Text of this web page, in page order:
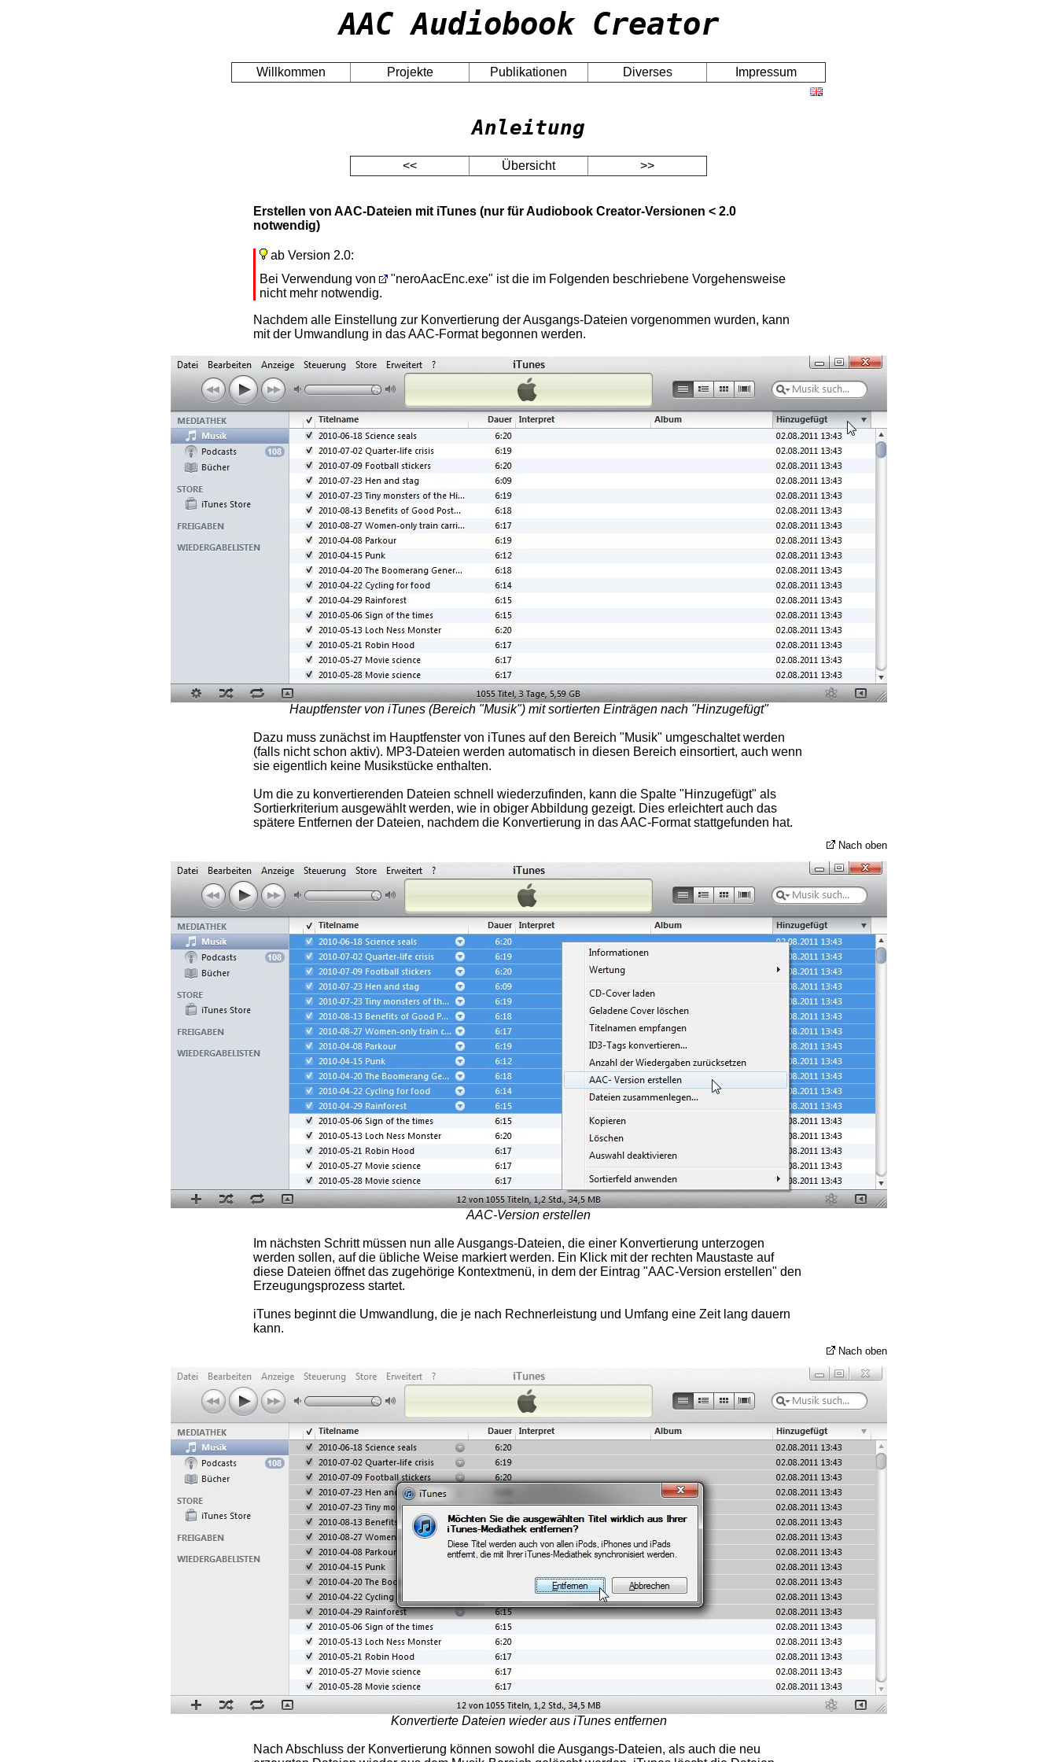
AAC Audiobook Creator
Willkommen Projekte Publikationen Diverses Impressum
Anleitung
<< Übersicht >>
Erstellen von AAC-Dateien mit iTunes (nur für Audiobook Creator-Versionen < 2.0
notwendig)
ab Version 2.0:
Bei Verwendung von
"neroAacEnc.exe" ist die im Folgenden beschriebene Vorgehensweise
nicht mehr notwendig.
Nachdem alle Einstellung zur Konvertierung der Ausgangs-Dateien vorgenommen wurden, kann
mit der Umwandlung in das AAC-Format begonnen werden.
Hauptfenster von iTunes (Bereich "Musik") mit sortierten Einträgen nach "Hinzugefügt"
Dazu muss zunächst im Hauptfenster von iTunes auf den Bereich "Musik" umgeschaltet werden
(falls nicht schon aktiv). MP3-Dateien werden automatisch in diesen Bereich einsortiert, auch wenn
sie eigentlich keine Musikstücke enthalten.
Um die zu konvertierenden Dateien schnell wiederzufinden, kann die Spalte "Hinzugefügt" als
Sortierkriterium ausgewählt werden, wie in obiger Abbildung gezeigt. Dies erleichtert auch das
spätere Entfernen der Dateien, nachdem die Konvertierung in das AAC-Format stattgefunden hat.
Nach oben
AAC-Version erstellen
Im nächsten Schritt müssen nun alle Ausgangs-Dateien, die einer Konvertierung unterzogen
werden sollen, auf die übliche Weise markiert werden. Ein Klick mit der rechten Maustaste auf
diese Dateien öffnet das zugehörige Kontextmenü, in dem der Eintrag "AAC-Version erstellen" den
Erzeugungsprozess startet.
iTunes beginnt die Umwandlung, die je nach Rechnerleistung und Umfang eine Zeit lang dauern
kann.
Nach oben
Konvertierte Dateien wieder aus iTunes entfernen
Nach Abschluss der Konvertierung können sowohl die Ausgangs-Dateien, als auch die neu